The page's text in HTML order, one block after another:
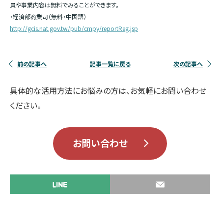
員や事業内容は無料でみることができます。
・経済部商業司（無料・中国語）
http://gcis.nat.gov.tw/pub/cmpy/reportReg.jsp
前の記事へ 記事一覧に戻る 次の記事へ
具体的な活用方法にお悩みの方は、お気軽にお問い合わせ
ください。
お問い合わせ